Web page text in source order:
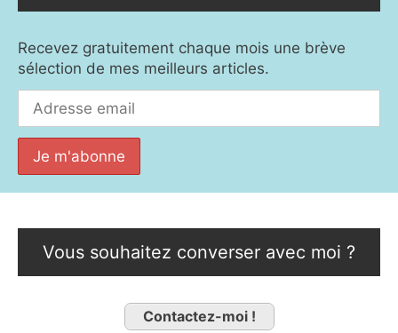
Recevez gratuitement chaque mois une brève
sélection de mes meilleurs articles.
Vous souhaitez converser avec moi ?
Contactez-moi !